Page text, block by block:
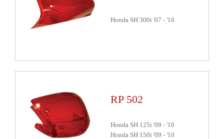
Honda SH 300i '07 - '10
RP 502
Honda SH 125i '09 - '10
Honda SH 150i '09 - '10